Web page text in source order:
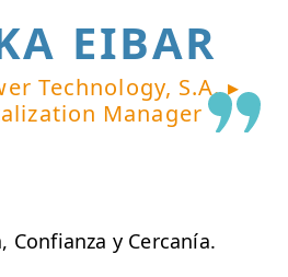
EIBAR
Technology, S.A. ▸
Manager
Confianza y Cercanía.